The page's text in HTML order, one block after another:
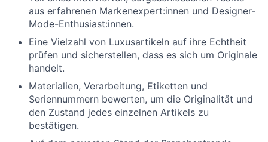
aus erfahrenen Markenexpert:innen und Designer-
Mode-Enthusiast:innen.
Eine Vielzahl von Luxusartikeln auf ihre Echtheit
prüfen und sicherstellen, dass es sich um Originale
handelt.
Materialien, Verarbeitung, Etiketten und
Seriennummern bewerten, um die Originalität und
den Zustand jedes einzelnen Artikels zu
bestätigen.